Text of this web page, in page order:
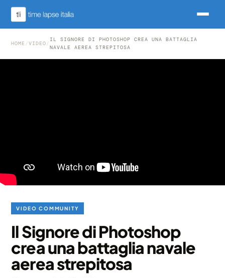
HOME /VIDEO /
IL SIGNORE DI PHOTOSHOP CREA UNA BATTAGLIA
NAVALE AEREA STREPITOSA
VIDEO COMMUNITY
Il Signore di Photoshop
crea una battaglia navale
aerea strepitosa